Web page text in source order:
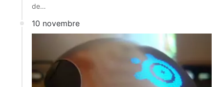
de…
10 novembre